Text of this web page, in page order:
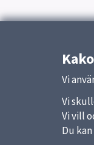
Vi
Vi
Vi vill
Du